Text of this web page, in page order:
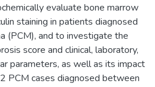
evaluate bone marrow
staining in patients diagnosed
(PCM), and to investigate the
score and clinical, laboratory,
parameters, as well as its impact
PCM cases diagnosed between